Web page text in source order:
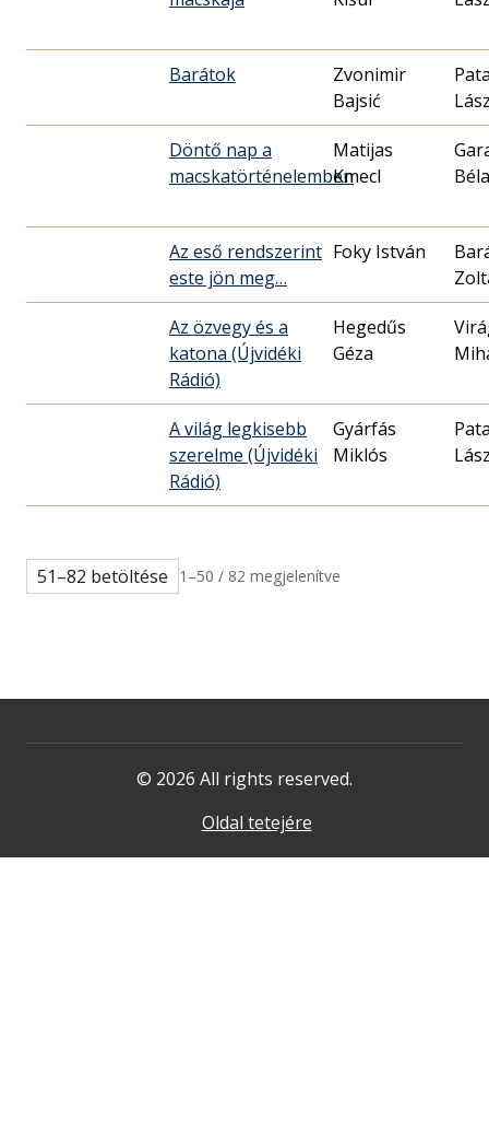
Barátok
Zvonimir
Bajsić
Döntő nap a
macskatörténelemben
Matijas
Kmecl
Béla
Az eső rendszerint
este jön meg…
Foky István
Az özvegy és a
katona (Újvidéki
Rádió)
Hegedűs
Géza
A világ legkisebb
szerelme (Újvidéki
Rádió)
Gyárfás
Miklós
51–82 betöltése 1–50 / 82 megjelenítve
© 2026 All rights reserved.
Oldal tetejére